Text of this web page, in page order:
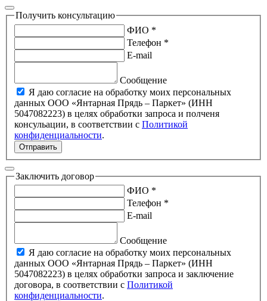
Получить консультацию
ФИО *
Телефон *
E-mail
Сообщение
Я даю согласие на обработку моих персональных
данных ООО «Янтарная Прядь – Паркет» (ИНН
5047082223) в целях обработки запроса и полченя
консульации, в соответствии с Политикой
конфиденциальности.
Отправить
Заключить договор
ФИО *
Телефон *
E-mail
Сообщение
Я даю согласие на обработку моих персональных
данных ООО «Янтарная Прядь – Паркет» (ИНН
5047082223) в целях обработки запроса и заключение
договора, в соответствии с Политикой
конфиденциальности.